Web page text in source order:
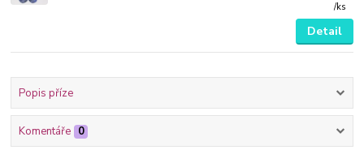
/ks
Detail
Popis příze
Komentáře 0